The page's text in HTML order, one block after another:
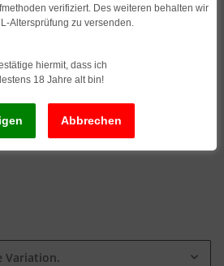
2 Set
Variation.
verifiziert. Des weiteren behalten wir
Altersprüfung zu versenden.
hiermit, dass ich
18 Jahre alt bin!